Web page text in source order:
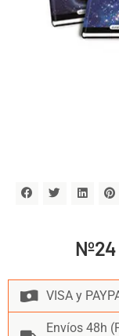
VISA y
Envíos 48h